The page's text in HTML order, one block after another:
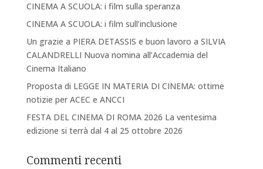
CINEMA A SCUOLA: i film sulla speranza
CINEMA A SCUOLA: i film sull’inclusione
Un grazie a PIERA DETASSIS e buon lavoro a SILVIA
CALANDRELLI Nuova nomina all’Accademia del
Cinema Italiano
Proposta di LEGGE IN MATERIA DI CINEMA: ottime
notizie per ACEC e ANCCI
FESTA DEL CINEMA DI ROMA 2026 La ventesima
edizione si terrà dal 4 al 25 ottobre 2026
Commenti recenti